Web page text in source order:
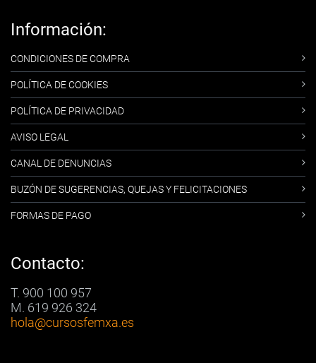
Información:
CONDICIONES DE COMPRA
POLÍTICA DE COOKIES
POLÍTICA DE PRIVACIDAD
AVISO LEGAL
CANAL DE DENUNCIAS
BUZÓN DE SUGERENCIAS, QUEJAS Y FELICITACIONES
FORMAS DE PAGO
Contacto:
T. 900 100 957
M. 619 926 324
hola@cursosfemxa.es